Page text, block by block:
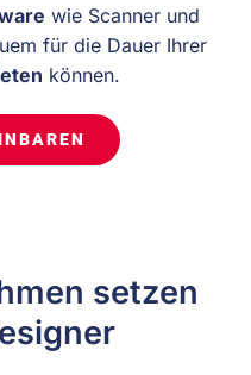
wie Scanner und
für die Dauer Ihrer
können.
setzen